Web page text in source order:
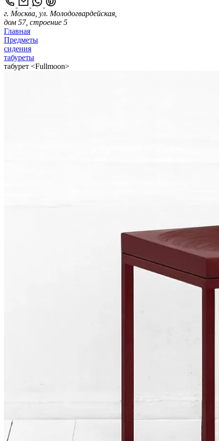
г. Москва, ул. Молодогвардейская,
дом 57, строение 5
Главная
Предметы
сидения
табуреты
табурет <Fullmoon>